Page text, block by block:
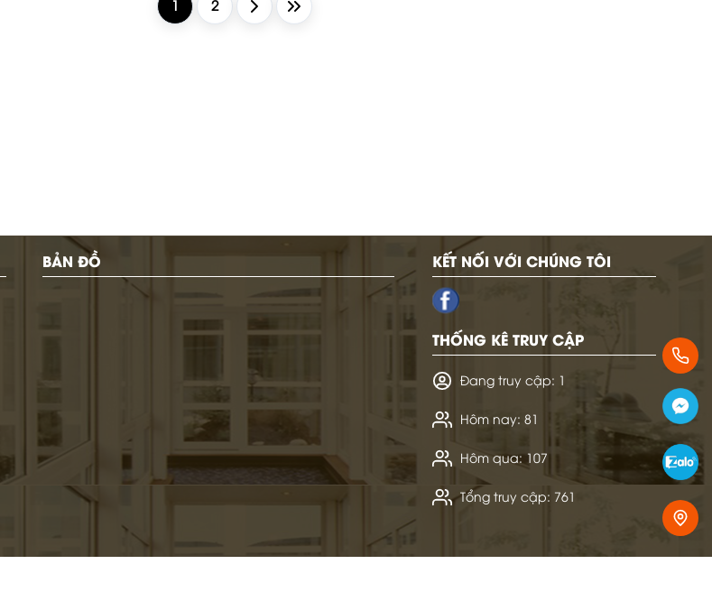
2
BẢN ĐỒ KẾT NỐI VỚI CHÚNG TÔI
THỐNG KÊ TRUY CẬP
Đang truy cập: 1
Hôm nay: 81
Hôm qua: 107
Tổng truy cập: 761